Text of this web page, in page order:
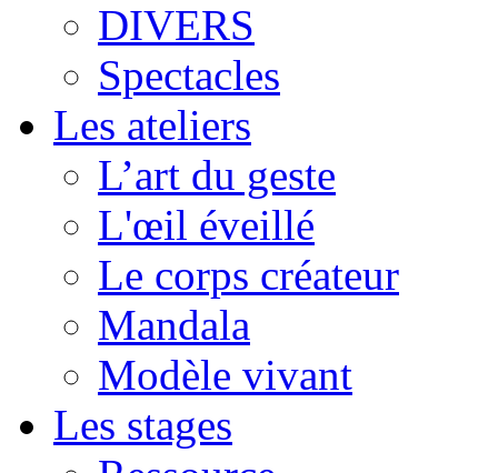
DIVERS
Spectacles
Les ateliers
L’art du geste
L'œil éveillé
Le corps créateur
Mandala
Modèle vivant
Les stages